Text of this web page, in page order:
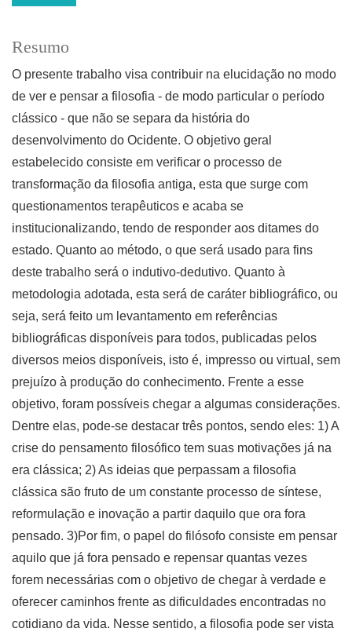
Resumo
O presente trabalho visa contribuir na elucidação no modo
de ver e pensar a filosofia - de modo particular o período
clássico - que não se separa da história do
desenvolvimento do Ocidente. O objetivo geral
estabelecido consiste em verificar o processo de
transformação da filosofia antiga, esta que surge com
questionamentos terapêuticos e acaba se
institucionalizando, tendo de responder aos ditames do
estado. Quanto ao método, o que será usado para fins
deste trabalho será o indutivo-dedutivo. Quanto à
metodologia adotada, esta será de caráter bibliográfico, ou
seja, será feito um levantamento em referências
bibliográficas disponíveis para todos, publicadas pelos
diversos meios disponíveis, isto é, impresso ou virtual, sem
prejuízo à produção do conhecimento. Frente a esse
objetivo, foram possíveis chegar a algumas considerações.
Dentre elas, pode-se destacar três pontos, sendo eles: 1) A
crise do pensamento filosófico tem suas motivações já na
era clássica; 2) As ideias que perpassam a filosofia
clássica são fruto de um constante processo de síntese,
reformulação e inovação a partir daquilo que ora fora
pensado. 3)Por fim, o papel do filósofo consiste em pensar
aquilo que já fora pensado e repensar quantas vezes
forem necessárias com o objetivo de chegar à verdade e
oferecer caminhos frente as dificuldades encontradas no
cotidiano da vida. Nesse sentido, a filosofia pode ser vista